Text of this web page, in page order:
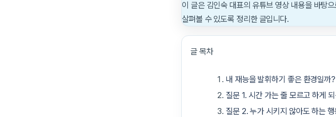
이 글은 김인숙 대표의 유튜브 영상 내용을 바탕
살펴볼 수 있도록 정리한 글입니다.
글 목차
내 재능을 발휘하기 좋은 환경일까?
질문 1. 시간 가는 줄 모르고 하게
질문 2. 누가 시키지 않아도 하는 행